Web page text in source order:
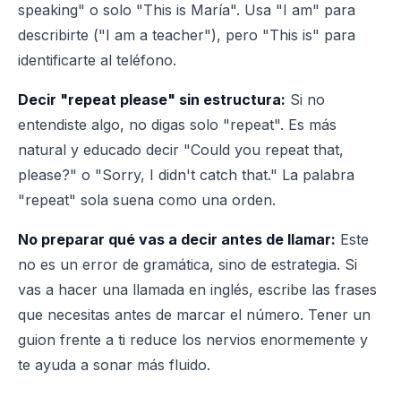
speaking" o solo "This is María". Usa "I am" para
describirte ("I am a teacher"), pero "This is" para
identificarte al teléfono.
Decir "repeat please" sin estructura: Si no
entendiste algo, no digas solo "repeat". Es más
natural y educado decir "Could you repeat that,
please?" o "Sorry, I didn't catch that." La palabra
"repeat" sola suena como una orden.
No preparar qué vas a decir antes de llamar: Este
no es un error de gramática, sino de estrategia. Si
vas a hacer una llamada en inglés, escribe las frases
que necesitas antes de marcar el número. Tener un
guion frente a ti reduce los nervios enormemente y
te ayuda a sonar más fluido.